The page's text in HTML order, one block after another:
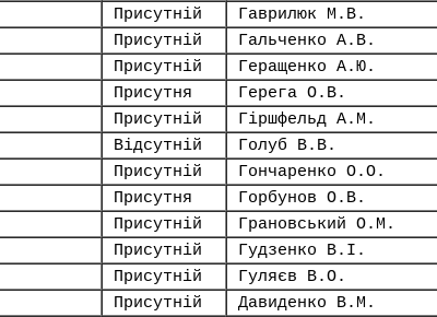
Присутній Гаврилюк М.В.
Присутній Гальченко А.В.
Присутній Геращенко А.Ю.
Присутня Герега О.В.
Присутній Гіршфельд А.М.
Відсутній Голуб В.В.
Присутній Гончаренко О.О.
Присутня Горбунов О.В.
Присутній Грановський О.М.
Присутній Гудзенко В.І.
Присутній Гуляєв В.О.
Присутній Давиденко В.М.